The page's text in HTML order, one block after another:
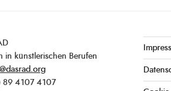
in künstlerischen Berufen
89 4107 4107